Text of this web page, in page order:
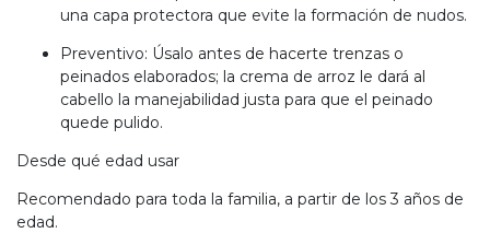
una capa protectora que evite la formación de nudos.
Preventivo: Úsalo antes de hacerte trenzas o
peinados elaborados; la crema de arroz le dará al
cabello la manejabilidad justa para que el peinado
quede pulido.
Desde qué edad usar
Recomendado para toda la familia, a partir de los 3 años de
edad.